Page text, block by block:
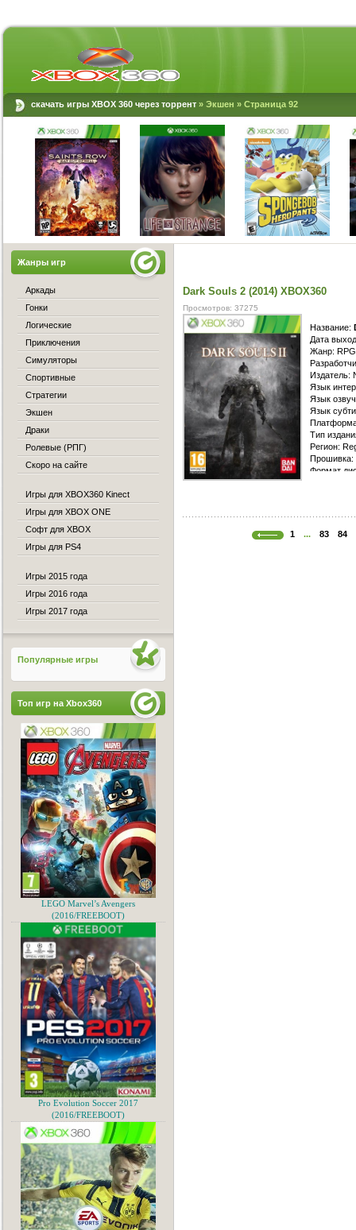
скачать игры XBOX 360 через торрент » Экшен » Страница 92
Dark Souls 2 (2014) XBOX360
Просмотров: 37275
Название:
Дата
Жанр:
Издатель:
Язык
Язык
Язык
Тип
Регион:
Прошивка:
Формат
О игре:
заставит
1 ... 83 84
Жанры игр
Аркады
Гонки
Логические
Приключения
Симуляторы
Спортивные
Стратегии
Экшен
Драки
Ролевые (РПГ)
Скоро на сайте
Игры для XBOX360 Kinect
Игры для XBOX ONE
Софт для XBOX
Игры для PS4
Игры 2015 года
Игры 2016 года
Игры 2017 года
Популярные игры
Топ игр на Xbox360
LEGO Marvel’s Avengers
(2016/FREEBOOT)
Pro Evolution Soccer 2017
(2016/FREEBOOT)